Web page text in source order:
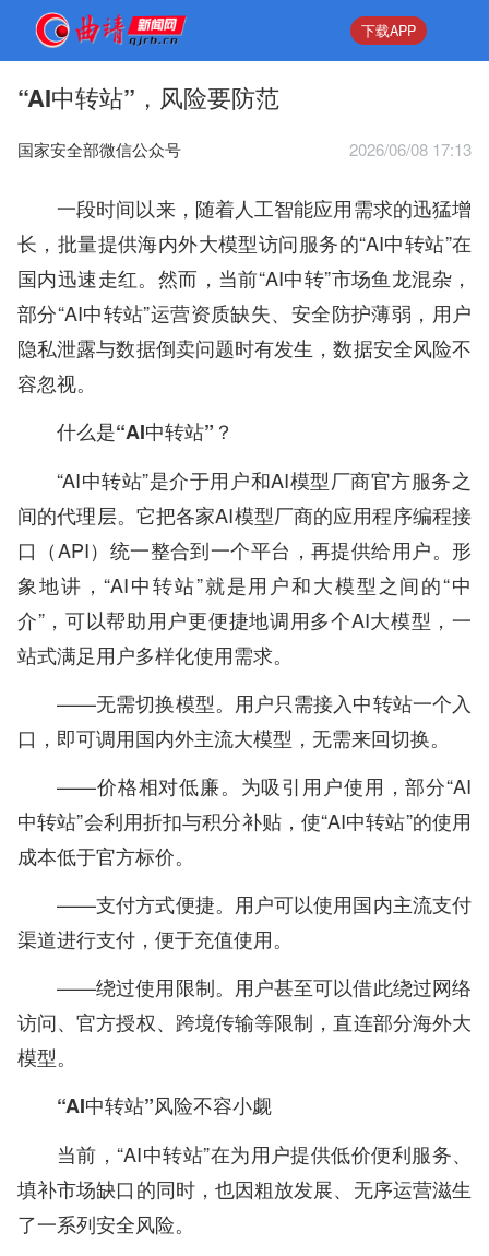
下载APP
“AI中转站”，风险要防范
国家安全部微信公众号 2026/06/08 17:13
一段时间以来，随着人工智能应用需求的迅猛增
长，批量提供海内外大模型访问服务的“AI中转站”在
国内迅速走红。然而，当前“AI中转”市场鱼龙混杂，
部分“AI中转站”运营资质缺失、安全防护薄弱，用户
隐私泄露与数据倒卖问题时有发生，数据安全风险不
容忽视。
什么是“AI中转站”？
“AI中转站”是介于用户和AI模型厂商官方服务之
间的代理层。它把各家AI模型厂商的应用程序编程接
口（API）统一整合到一个平台，再提供给用户。形
象地讲，“AI中转站”就是用户和大模型之间的“中
介”，可以帮助用户更便捷地调用多个AI大模型，一
站式满足用户多样化使用需求。
——无需切换模型。用户只需接入中转站一个入
口，即可调用国内外主流大模型，无需来回切换。
——价格相对低廉。为吸引用户使用，部分“AI
中转站”会利用折扣与积分补贴，使“AI中转站”的使用
成本低于官方标价。
——支付方式便捷。用户可以使用国内主流支付
渠道进行支付，便于充值使用。
——绕过使用限制。用户甚至可以借此绕过网络
访问、官方授权、跨境传输等限制，直连部分海外大
模型。
“AI中转站”风险不容小觑
当前，“AI中转站”在为用户提供低价便利服务、
填补市场缺口的同时，也因粗放发展、无序运营滋生
了一系列安全风险。